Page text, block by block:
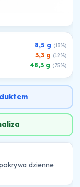
8,5 g (13%)
3,3 g (12%)
48,3 g (75%)
dzienne